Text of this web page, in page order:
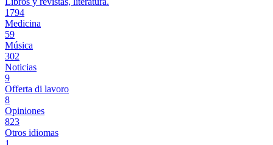
1794
Medicina
59
Música
302
Noticias
9
Offerta di lavoro
8
Opiniones
823
Otros idiomas